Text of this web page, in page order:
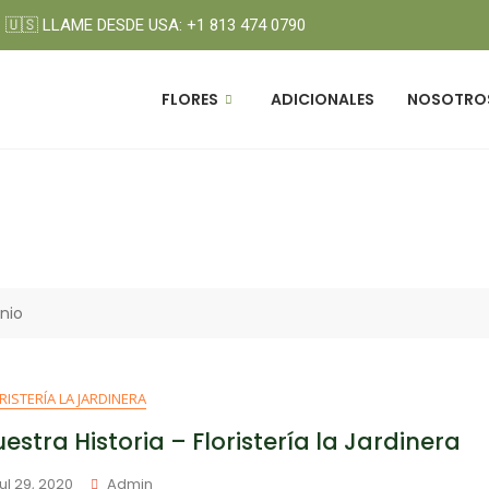
🇺🇸 LLAME DESDE USA: +1 813 474 0790
FLORES ADICIONALES
LA JARDINERA
Historia – Floristería la Jardinera
29, 2020 Admin